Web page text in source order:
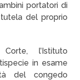
portatori di
del proprio
l’Istituto
in esame
del congedo